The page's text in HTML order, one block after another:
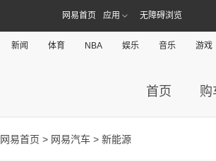
网易首页 应用 无障碍浏览
新闻 体育 NBA 娱乐 音乐 游戏
首页 购
网易首页 > 网易汽车 > 新能源